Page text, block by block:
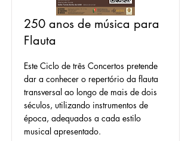
250 anos de música para
Flauta
Este Ciclo de três Concertos pretende
dar a conhecer o repertório da flauta
transversal ao longo de mais de dois
séculos, utilizando instrumentos de
época, adequados a cada estilo
musical apresentado.